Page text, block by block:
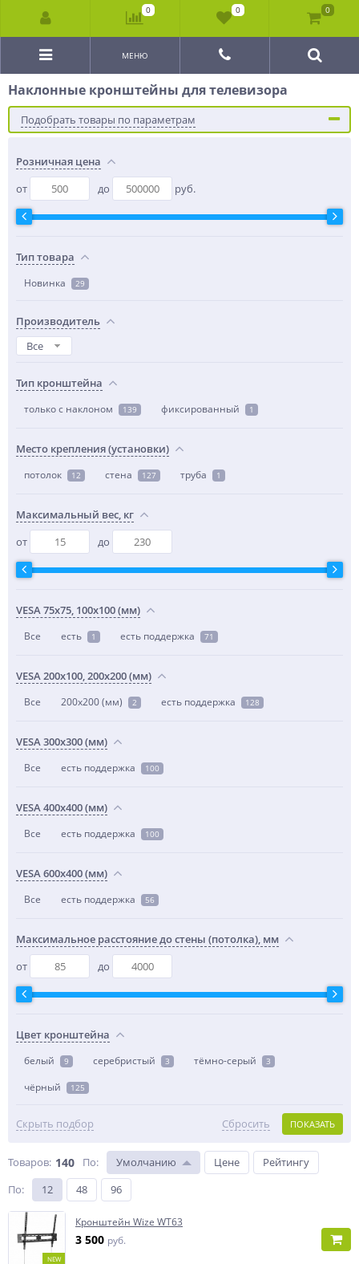
МЕНЮ
Наклонные кронштейны для телевизора
Подобрать товары по параметрам
Розничная цена
от
до руб.
Тип товара
Новинка 29
Производитель
Все
Тип кронштейна
только с наклоном 139 фиксированный 1
Место крепления (установки)
потолок 12 стена 127 труба 1
Максимальный вес, кг
от
до
VESA 75x75, 100x100 (мм)
Все есть 1 есть поддержка 71
VESA 200x100, 200x200 (мм)
Все 200x200 (мм) 2 есть поддержка 128
VESA 300x300 (мм)
Все есть поддержка 100
VESA 400x400 (мм)
Все есть поддержка 100
VESA 600x400 (мм)
Все есть поддержка 56
Максимальное расстояние до стены (потолка), мм
от
до
Цвет кронштейна
белый 9 серебристый 3 тёмно-серый 3
чёрный 125
Скрыть подбор ПОКАЗАТЬ
Сбросить
Товаров: 140 По: Умолчанию Цене
Рейтингу
По: 12 48 96
NEW
Кронштейн Wize WT63
3 500 руб.
0 0 0